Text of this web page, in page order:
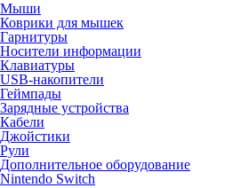
Мыши
Коврики для мышек
Гарнитуры
Носители информации
Клавиатуры
USB-накопители
Геймпады
Зарядные устройства
Кабели
Джойстики
Рули
Дополнительное оборудование
Nintendo Switch